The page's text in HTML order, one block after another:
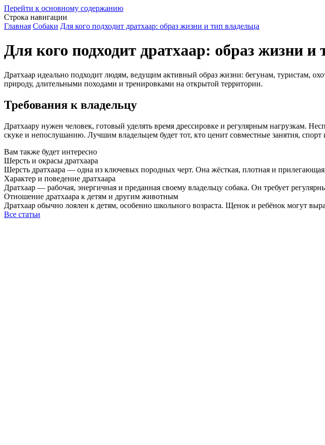
Перейти к основному содержанию
Строка навигации
Главная Собаки Для кого подходит дратхаар: образ жизни и тип владельца
Для кого подходит дратхаар: образ жизни и
Дратхаар идеально подходит людям, ведущим активный образ жизни: бегунам, туристам,
природу, длительными походами и тренировками на открытой территории.
Требования к владельцу
Дратхаару нужен человек, готовый уделять время дрессировке и регулярным нагрузкам.
скуке и непослушанию. Лучшим владельцем будет тот, кто ценит совместные занятия, спорт
Вам также будет интересно
Шерсть и окрасы дратхаара
Шерсть дратхаара — одна из ключевых породных черт. Она жёсткая, плотная и
Характер и поведение дратхаара
Дратхаар — рабочая, энергичная и преданная своему владельцу собака. Он требует
Отношение дратхаара к детям и другим животным
Дратхаар обычно лоялен к детям, особенно школьного возраста. Щенок и ребёнок могут
Все статьи